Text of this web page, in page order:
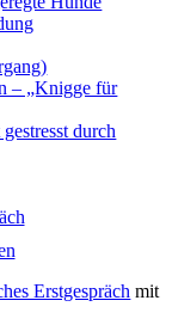
– „Knigge für
durch
Erstgespräch mit